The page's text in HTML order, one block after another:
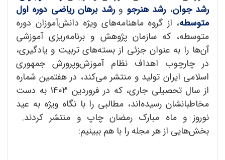
رشد جوان،رشد هنرجو ورشد برهان ریاضی دوره اول
متوسطه، از گروه ماهنامه‌های ویژه دانش‌آموزان دوره
متوسطه، که سازمان پژوهش و برنامه‌ریزی آموزشی
آن‌ها را به عنوان جزئی از بسته‌‌های تربیت و یادگیری،
در چارچوب اهداف نظام آموزش‌وپرورش جمهوری
اسلامی ایران تولید و منتشر می‌کند، در هفتمین شماره
از سال تحصیلی جاری، که در فروردین 1403 به دست
مخاطبانشان رسیده‌اند، مطالبی را با نگاه ویژه به عید
نوروز و ماه مبارک رمضان چاپ و منتشر کردند.
بخش‌هایی از هر مجله را با هم ببینیم: